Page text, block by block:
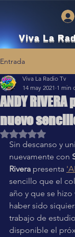
Viva La
Entrada
ANDY
nuevo
Viva La Radio Tv
14 may 2021 1 min
Obtuvo NaN de 5
Sin descanso y
nuevamente con
Rivera presenta
sencillo que el
año y que se hizo
haber sido
trabajo de
disponible el